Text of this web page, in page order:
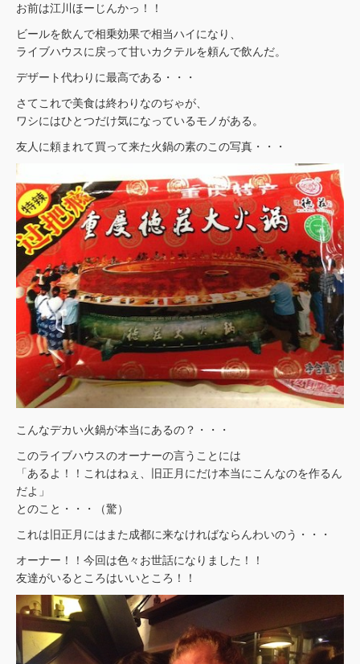
お前は江川ほーじんかっ！！
ビールを飲んで相乗効果で相当ハイになり、
ライブハウスに戻って甘いカクテルを頼んで飲んだ。
デザート代わりに最高である・・・
さてこれで美食は終わりなのぢゃが、
ワシにはひとつだけ気になっているモノがある。
友人に頼まれて買って来た火鍋の素のこの写真・・・
こんなデカい火鍋が本当にあるの？・・・
このライブハウスのオーナーの言うことには
「あるよ！！これはねぇ、旧正月にだけ本当にこんなのを作るん
だよ」
とのこと・・・（驚）
これは旧正月にはまた成都に来なければならんわいのう・・・
オーナー！！今回は色々お世話になりました！！
友達がいるところはいいところ！！